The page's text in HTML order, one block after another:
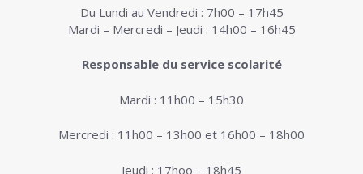
Du Lundi au Vendredi : 7h00 – 17h45
Mardi – Mercredi – Jeudi : 14h00 – 16h45
Responsable du service scolarité
Mardi : 11h00 – 15h30
Mercredi : 11h00 – 13h00 et 16h00 – 18h00
Jeudi : 17hoo – 18h45